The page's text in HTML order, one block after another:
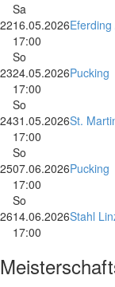
22
Sa
16.05.2026
17:00
23
So
24.05.2026
17:00
Pucking
24
So
31.05.2026
17:00
St.
25
So
07.06.2026
17:00
Pucking
26
So
14.06.2026
17:00
Stahl